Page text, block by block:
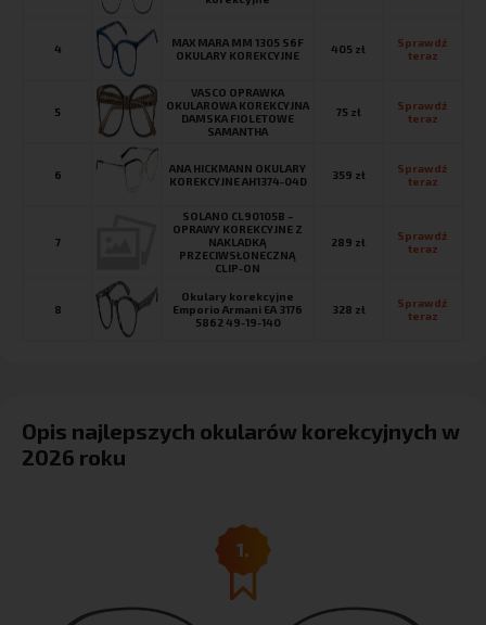
4
MAX MARA MM 1305 S6F
OKULARY KOREKCYJNE
405 zł
Sprawdź
teraz
5
VASCO OPRAWKA
OKULAROWA KOREKCYJNA
DAMSKA FIOLETOWE
SAMANTHA
75 zł
Sprawdź
teraz
6
ANA HICKMANN OKULARY
KOREKCYJNE AH1374-04D
359 zł
Sprawdź
teraz
7
SOLANO CL90105B –
OPRAWY KOREKCYJNE Z
NAKLADKĄ
PRZECIWSŁONECZNĄ
CLIP-ON
289 zł
Sprawdź
teraz
8
Okulary korekcyjne
Emporio Armani EA 3176
5862 49-19-140
328 zł
Sprawdź
teraz
Opis najlepszych okularów korekcyjnych w
2026 roku
1.